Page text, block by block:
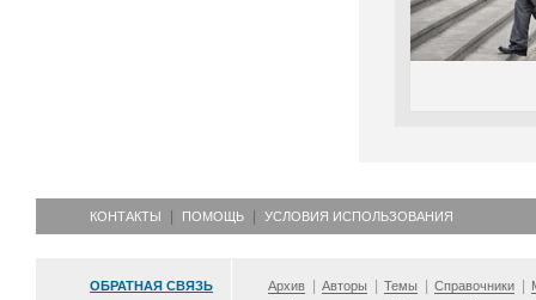
КОНТАКТЫ ПОМОЩЬ УСЛОВИЯ ИСПОЛЬЗОВАНИЯ
ОБРАТНАЯ СВЯЗЬ Архив Авторы Темы Справочники